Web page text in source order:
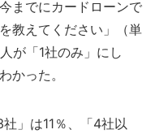
までにカードローンで
教えてください」（単
が「1社のみ」にし
かった。
」は11％、「4社以